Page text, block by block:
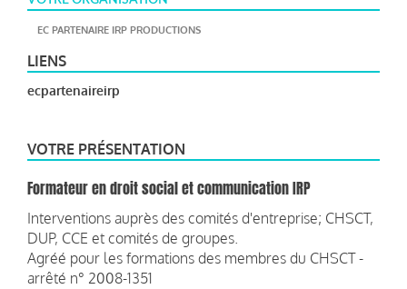
EC PARTENAIRE IRP PRODUCTIONS
LIENS
ecpartenaireirp
VOTRE PRÉSENTATION
Formateur en droit social et communication IRP
Interventions auprès des comités d'entreprise; CHSCT,
DUP, CCE et comités de groupes.
Agréé pour les formations des membres du CHSCT -
arrêté n° 2008-1351